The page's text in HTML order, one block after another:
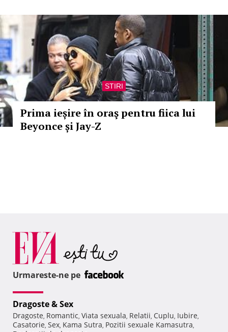
STIRI
Prima ieșire în oraş pentru fiica lui
Beyonce și Jay-Z
Urmareste-ne pe
Dragoste & Sex
Dragoste, Romantic, Viata sexuala, Relatii, Cuplu, Iubire,
Casatorie, Sex, Kama Sutra, Pozitii sexuale Kamasutra,